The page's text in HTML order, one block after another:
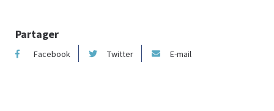
Partager
Facebook Twitter E-mail